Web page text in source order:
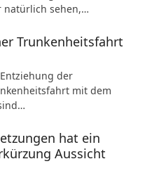
natürlich sehen,…
Trunkenheitsfahrt
der
mit dem
hat ein
Aussicht